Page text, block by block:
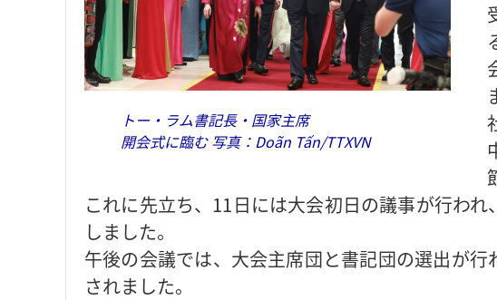
トー・ラム書記長・国家主席
開会式に臨む 写真：Doãn Tấn/TTXVN
これに先立ち、11日には大会初日の議事が行わ
しました。
午後の会議では、大会主席団と書記団の選出が
されました。